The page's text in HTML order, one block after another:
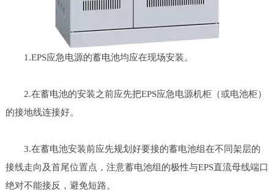
1.EPS应急电源的蓄电池均应在现场安装。
2.在蓄电池的安装之前应先把EPS应急电源机柜（或电池柜）
的接地线连接好。
3.在蓄电池安装前应先规划好要接的蓄电池组在不同架层的
接线走向及首尾位置点，注意蓄电池组的极性与EPS直流母线端口
绝对不能接反，避免短路。